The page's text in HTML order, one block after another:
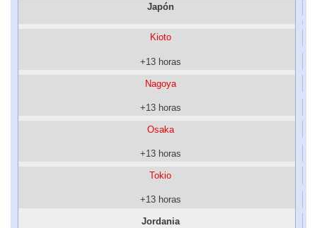
Japón
Kioto
+13 horas
Nagoya
+13 horas
Osaka
+13 horas
Tokio
+13 horas
Jordania